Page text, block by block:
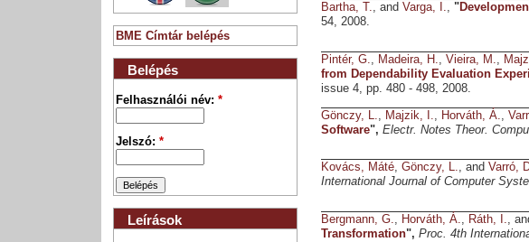
Bartha, T., and Varga, I., "
54, 2008.
Pintér, G., Madeira, H., Vieira, M.,
from Dependability Evaluation
issue 4, pp. 480 - 498, 2008.
Gönczy, L. Majzik, I. Horváth, Á.
Software", Electr. Notes Theor.
Kovács, Máté, Gönczy, L., and Varró,
International Journal of Computer
Bergmann, G., Horváth, Á., Ráth, I.,
Transformation", Proc. 4th
BME Címtár belépés
Belépés
Felhasználói név:*
Jelszó:*
Leírások